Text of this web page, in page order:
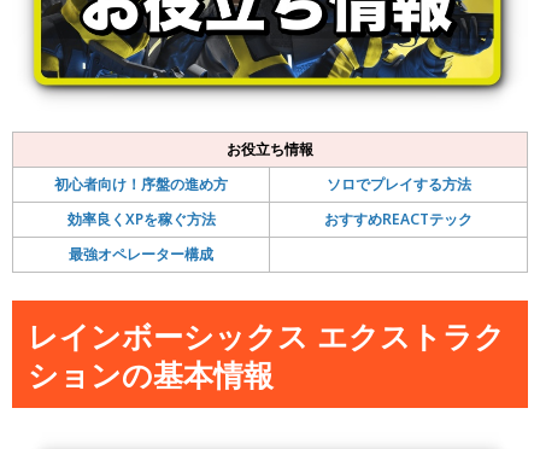
お役立ち情報
初心者向け！序盤の進め方
ソロでプレイする方法
効率良くXPを稼ぐ方法
おすすめREACTテック
最強オペレーター構成
レインボーシックス エクストラク
ションの基本情報